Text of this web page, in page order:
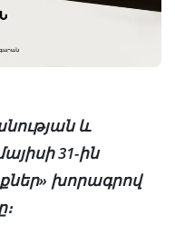
և
31-ին
խորագրով